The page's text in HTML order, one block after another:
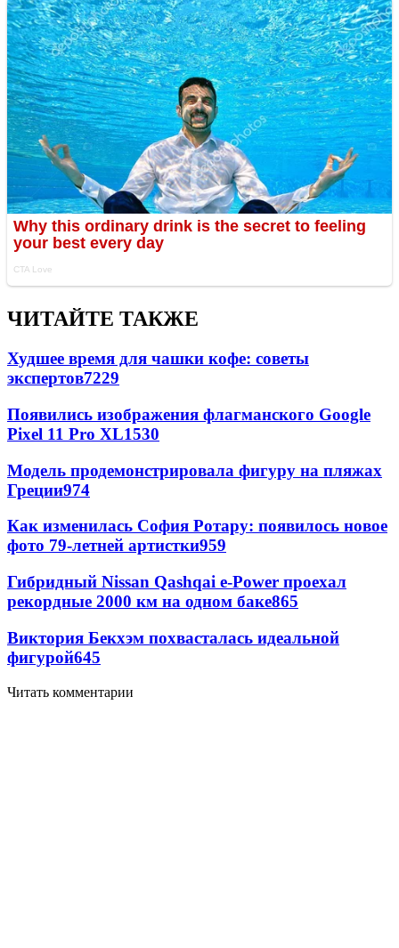
ЧИТАЙТЕ ТАКЖЕ
Худшее время для чашки кофе: советы
экспертов7229
Появились изображения флагманского Google
Pixel 11 Pro XL1530
Модель продемонстрировала фигуру на пляжах
Греции974
Как изменилась София Ротару: появилось новое
фото 79-летней артистки959
Гибридный Nissan Qashqai e-Power проехал
рекордные 2000 км на одном баке865
Виктория Бекхэм похвасталась идеальной
фигурой645
Читать комментарии